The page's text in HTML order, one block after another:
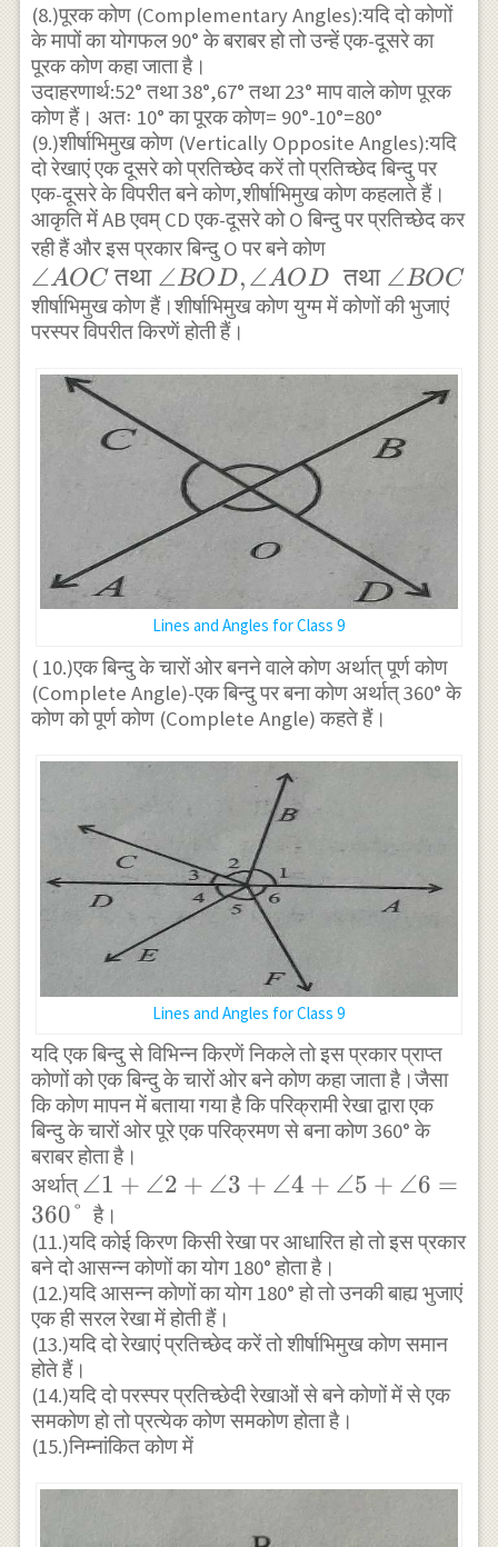
(8.)पूरक कोण (Complementary Angles):यदि दो कोणों
के मापों का योगफल 90° के बराबर हो तो उन्हें एक-दूसरे का
पूरक कोण कहा जाता है।
उदाहरणार्थ:52° तथा 38°,67° तथा 23° माप वाले कोण पूरक
कोण हैं। अतः 10° का पूरक कोण= 90°-10°=80°
(9.)शीर्षाभिमुख कोण (Vertically Opposite Angles):यदि
दो रेखाएं एक दूसरे को प्रतिच्छेद करें तो प्रतिच्छेद बिन्दु पर
एक-दूसरे के विपरीत बने कोण,शीर्षाभिमुख कोण कहलाते हैं।
आकृति में AB एवम् CD एक-दूसरे को O बिन्दु पर प्रतिच्छेद कर
रही हैं और इस प्रकार बिन्दु O पर बने कोण\angle
AOC
\text
}
\angle
BOD ,
\angle
AOD
{ तथा
}
\angle
BOC
∠AOC तथा ∠BOD,∠AOD तथा ∠BOC
शीर्षाभिमुख कोण हैं।शीर्षाभिमुख कोण युग्म में कोणों की भुजाएं
परस्पर विपरीत किरणें होती हैं।
Lines and Angles for Class 9
( 10.)एक बिन्दु के चारों ओर बनने वाले कोण अर्थात् पूर्ण कोण
(Complete Angle)-एक बिन्दु पर बना कोण अर्थात् 360° के
कोण को पूर्ण कोण (Complete Angle) कहते हैं।
Lines and Angles for Class 9
यदि एक बिन्दु से विभिन्न किरणें निकले तो इस प्रकार प्राप्त
कोणों को एक बिन्दु के चारों ओर बने कोण कहा जाता है।जैसा
कि कोण मापन में बताया गया है कि परिक्रामी रेखा द्वारा एक
बिन्दु के चारों ओर पूरे एक परिक्रमण से बना कोण 360° के
बराबर होता है।
अर्थात् \angle 1
+
\angle 2
+\angle
3 +
\angle 4
+\angle
5 +
\angle
6=360°
∠1 + ∠2 + ∠3 + ∠4 + ∠5 + ∠6 =
360° है।
(11.)यदि कोई किरण किसी रेखा पर आधारित हो तो इस प्रकार
बने दो आसन्न कोणों का योग 180° होता है।
(12.)यदि आसन्न कोणों का योग 180° हो तो उनकी बाह्य भुजाएं
एक ही सरल रेखा में होती हैं।
(13.)यदि दो रेखाएं प्रतिच्छेद करें तो शीर्षाभिमुख कोण समान
होते हैं।
(14.)यदि दो परस्पर प्रतिच्छेदी रेखाओं से बने कोणों में से एक
समकोण हो तो प्रत्येक कोण समकोण होता है।
(15.)निम्नांकित कोण में